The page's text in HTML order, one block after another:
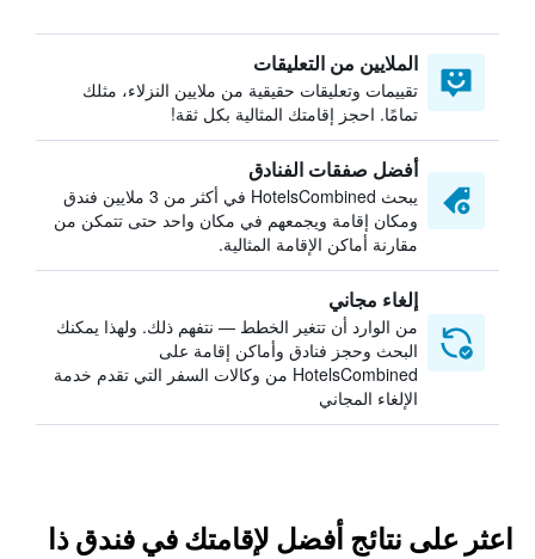
الملايين من التعليقات
تقييمات وتعليقات حقيقية من ملايين النزلاء، مثلك
تمامًا. احجز إقامتك المثالية بكل ثقة!
أفضل صفقات الفنادق
يبحث HotelsCombined في أكثر من 3 ملايين فندق
ومكان إقامة ويجمعهم في مكان واحد حتى تتمكن من
مقارنة أماكن الإقامة المثالية.
إلغاء مجاني
من الوارد أن تتغير الخطط — نتفهم ذلك. ولهذا يمكنك
البحث وحجز فنادق وأماكن إقامة على
HotelsCombined من وكالات السفر التي تقدم خدمة
الإلغاء المجاني
اعثر على نتائج أفضل لإقامتك في فندق ذا